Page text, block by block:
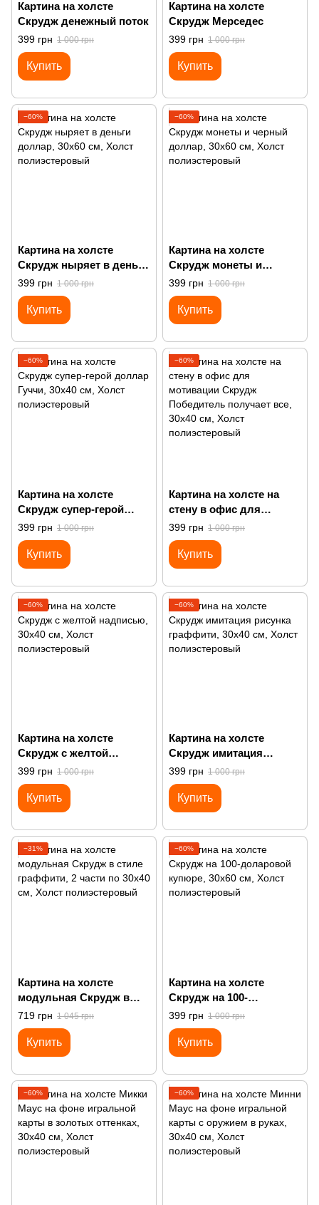
Картина на холсте
Скрудж денежный поток
399 грн 1 000 грн
Купить
Картина на холсте
Скрудж Мерседес
399 грн 1 000 грн
Купить
−60%
Картина на холсте
Скрудж ныряет в деньги
доллар
399 грн 1 000 грн
Купить
−60%
Картина на холсте
Скрудж монеты и
черный доллар
399 грн 1 000 грн
Купить
−60%
Картина на холсте
Скрудж супер-герой
доллар Гуччи
399 грн 1 000 грн
Купить
−60%
Картина на холсте на
стену в офис для
мотивации Скрудж
Победитель получает
все
399 грн 1 000 грн
Купить
−60%
Картина на холсте
Скрудж с желтой
надписью
399 грн 1 000 грн
Купить
−60%
Картина на холсте
Скрудж имитация
рисунка граффити
399 грн 1 000 грн
Купить
−31%
Картина на холсте
модульная Скрудж в
стиле граффити
719 грн 1 045 грн
Купить
−60%
Картина на холсте
Скрудж на 100-
доларовой купюре
399 грн 1 000 грн
Купить
−60% −60%